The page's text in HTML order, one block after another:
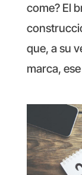
come? El
que, a su
marca,